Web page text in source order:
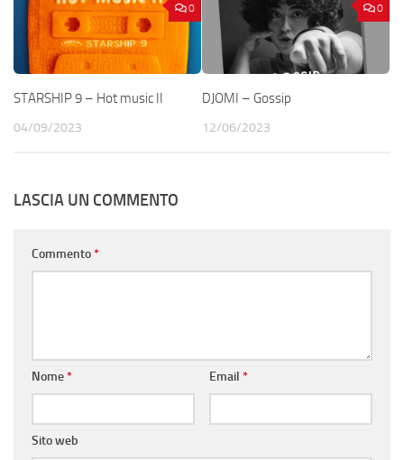
0
STARSHIP 9 – Hot music II
04/09/2023
0
DJOMI – Gossip
12/06/2023
LASCIA UN COMMENTO
Commento*
Nome* Email *
Sito web